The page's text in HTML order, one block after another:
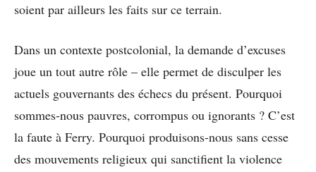
soient par ailleurs les faits sur ce terrain.
Dans un contexte postcolonial, la demande d’excuses
joue un tout autre rôle – elle permet de disculper les
actuels gouvernants des échecs du présent. Pourquoi
sommes-nous pauvres, corrompus ou ignorants ? C’est
la faute à Ferry. Pourquoi produisons-nous sans cesse
des mouvements religieux qui sanctifient la violence